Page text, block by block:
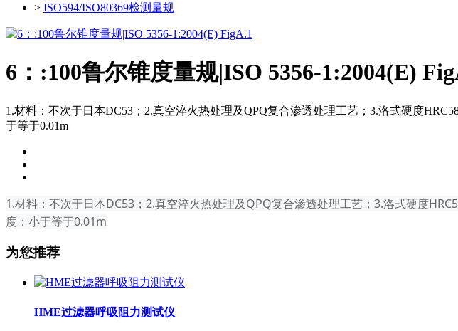
> ISO594/ISO80369检测量规
6：:100鲁尔锥度量规|ISO 5356-1:2004(E)
1.材料：不次于日本DC53；2.真空淬火热处理及QPQ复合渗透处理工艺；3.洛式硬度
于等于0.01m
1.材料：不次于日本DC53；2.真空淬火热处理及QPQ复合渗透处理工艺；3.洛式硬度
度：小于等于0.01m
为您推荐
HME过滤器呼吸阻力测试仪